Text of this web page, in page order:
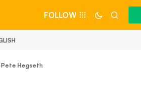
FOLLOW
Pete Hegseth